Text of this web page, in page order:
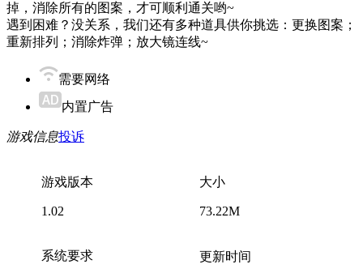
掉，消除所有的图案，才可顺利通关哟~
遇到困难？没关系，我们还有多种道具供你挑选：更换图案；
重新排列；消除炸弹；放大镜连线~
需要网络
内置广告
游戏信息投诉
游戏版本
1.02
大小
73.22M
系统要求 更新时间